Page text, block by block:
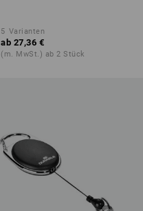
5 Varianten
ab 27,36 €
(m. MwSt.) ab 2 Stück